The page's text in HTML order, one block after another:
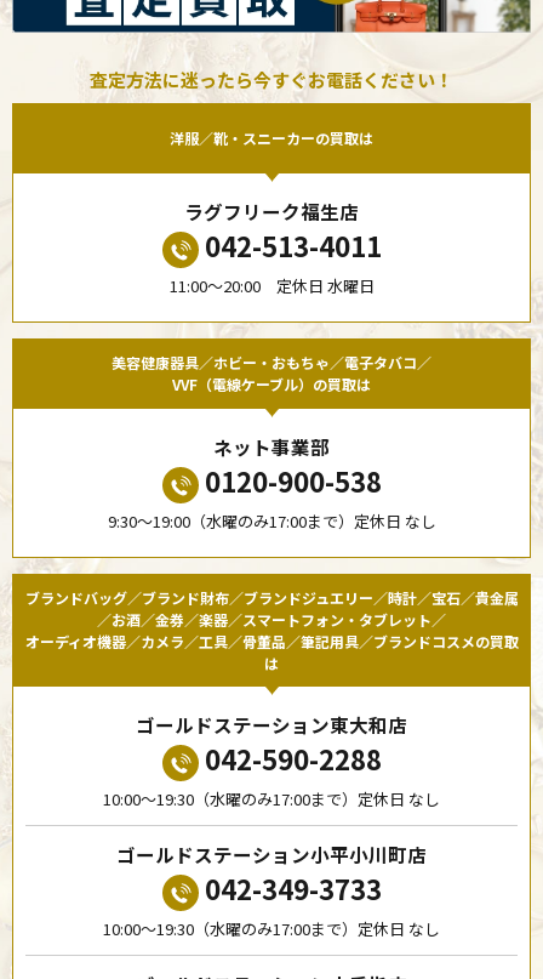
査定方法に迷ったら今すぐお電話ください！
洋服／靴・スニーカーの買取は
ラグフリーク福生店
042-513-4011
11:00〜20:00 定休日 水曜日
美容健康器具／ホビー・おもちゃ／電子タバコ／
VVF（電線ケーブル）の買取は
ネット事業部
0120-900-538
9:30〜19:00（水曜のみ17:00まで）定休日 なし
ブランドバッグ／ブランド財布／ブランドジュエリー／時計／宝石／貴金属
／お酒／金券／楽器／スマートフォン・タブレット／
オーディオ機器／カメラ／工具／骨董品／筆記用具／ブランドコスメの買取
は
ゴールドステーション東大和店
042-590-2288
10:00〜19:30（水曜のみ17:00まで）定休日 なし
ゴールドステーション小平小川町店
042-349-3733
10:00〜19:30（水曜のみ17:00まで）定休日 なし